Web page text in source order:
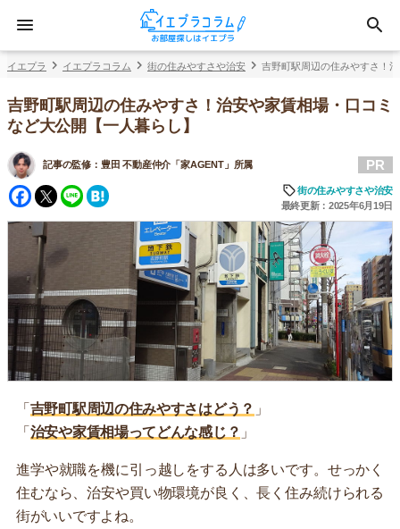
イエプラ イエプラコラム 街の住みやすさや治安 吉野町駅周辺の住みやすさ！
吉野町駅周辺の住みやすさ！治安や家賃相場・口コミ
など大公開【一人暮らし】
記事の監修： 豊田 不動産仲介「家AGENT」所属
Facebook
Twitter
Line
PR
街の住みやすさや治安
最終更新：2025年6月19日
「 吉野町駅周辺の住みやすさはどう？ 」
「 治安や家賃相場ってどんな感じ？ 」
進学や就職を機に引っ越しをする人は多いです。せっかく
住むなら、治安や買い物環境が良く、長く住み続けられる
街がいいですよね。